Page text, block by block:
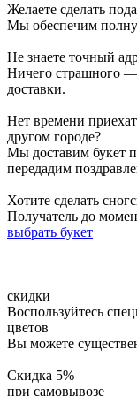
Желаете сделать
Мы обеспечим
Не знаете точный
Ничего страшного —
доставки.
Нет времени
другом городе?
Мы доставим букет
передадим
Хотите сделать
Получатель до
выбрать букет
скидки
Воспользуйтесь
цветов
Вы можете
Скидка 5%
при самовывозе
значений и
значениями
верность и
или маме.
символами
хризантем станет
друзей, коллег.
яркостью расскажут
букет отлично
составить своё
чувства.
них является
хризантема
сливой, орхидеей и
женского начала,
вывели бесконечное
Перейдем к